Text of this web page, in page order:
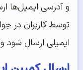
و آدرسی ایمیل‌ها
توسط کاربران در
ایمیلی ارسال شود